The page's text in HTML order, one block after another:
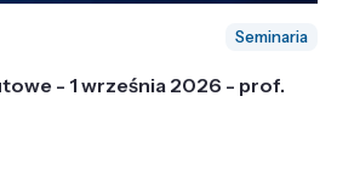
Seminaria
- 1 września 2026 - prof.